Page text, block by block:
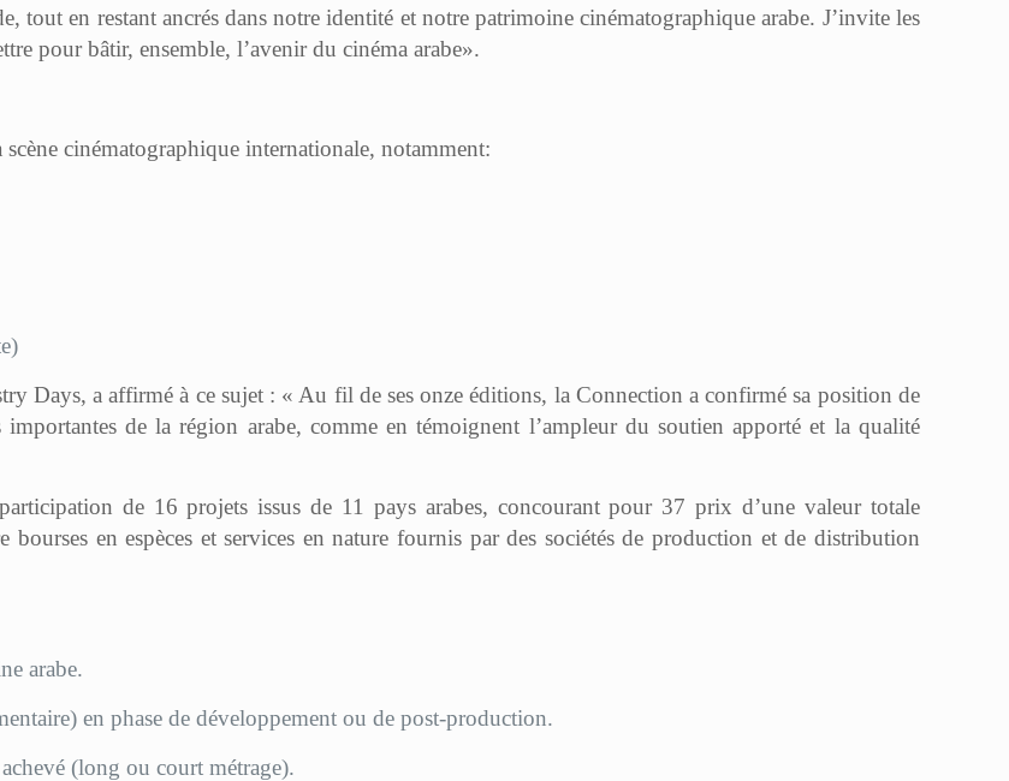
tout en restant ancrés dans notre identité et notre patrimoine cinématographique arabe. J’invite les
pour bâtir, ensemble, l’avenir du cinéma arabe».
cinématographique internationale, notamment:
Days, a affirmé à ce sujet : « Au fil de ses onze éditions, la Connection a confirmé sa position de
de la région arabe, comme en témoignent l’ampleur du soutien apporté et la qualité
de 16 projets issus de 11 pays arabes, concourant pour 37 prix d’une valeur totale
en espèces et services en nature fournis par des sociétés de production et de distribution
arabe.
en phase de développement ou de post-production.
(long ou court métrage).